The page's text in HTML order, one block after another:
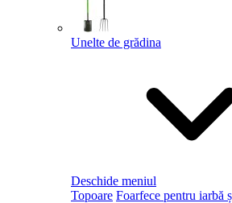
Unelte de grădina
Deschide meniul
Topoare Foarfece pentru iarbă